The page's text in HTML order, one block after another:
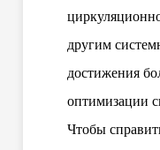
другим
достижения
оптимизации
Чтобы